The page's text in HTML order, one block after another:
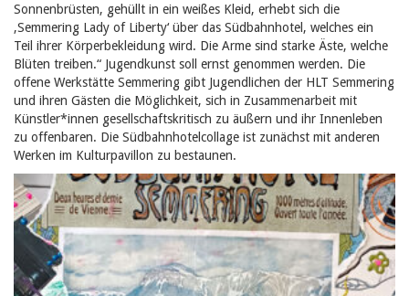
Sonnenbrüsten, gehüllt in ein weißes Kleid, erhebt sich die
‚Semmering Lady of Liberty‘ über das Südbahnhotel, welches ein
Teil ihrer Körperbekleidung wird. Die Arme sind starke Äste, welche
Blüten treiben.“ Jugendkunst soll ernst genommen werden. Die
offene Werkstätte Semmering gibt Jugendlichen der HLT Semmering
und ihren Gästen die Möglichkeit, sich in Zusammenarbeit mit
Künstler*innen gesellschaftskritisch zu äußern und ihr Innenleben
zu offenbaren. Die Südbahnhotelcollage ist zunächst mit anderen
Werken im Kulturpavillon zu bestaunen.